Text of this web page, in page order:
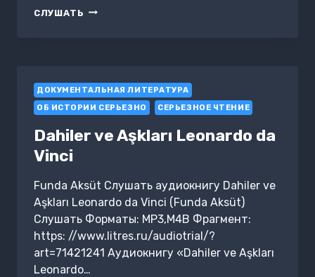
СЛУШАТЬ ЭТЮДЫ
АЛЕКСАНДР
АЛЕКСЕЕВИЧ
ДОКУМЕНТАЛЬНАЯ ЛИТЕРАТУРА
ОБ ИСТОРИИ СЕРЬЕЗНО
СЕРЬЕЗНОЕ ЧТЕНИЕ
Dahiler ve Aşkları Leonardo da
Vinci
Funda Aksüt Слушать аудиокнигу Dahiler ve
Aşkları Leonardo da Vinci (Funda Aksüt)
Слушать Форматы: MP3,M4B Фрагмент:
https: //www.litres.ru/audiotrial/?
art=71421241 Аудиокнигу «Dahiler ve Aşkları
Leonardo…